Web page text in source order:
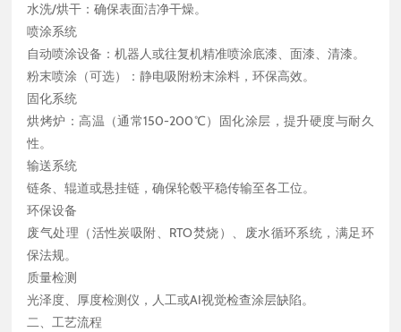
水洗/烘干：确保表面洁净干燥。
喷涂系统
自动喷涂设备：机器人或往复机精准喷涂底漆、面漆、清漆。
粉末喷涂（可选）：静电吸附粉末涂料，环保高效。
固化系统
烘烤炉：高温（通常150-200℃）固化涂层，提升硬度与耐久
性。
输送系统
链条、辊道或悬挂链，确保轮毂平稳传输至各工位。
环保设备
废气处理（活性炭吸附、RTO焚烧）、废水循环系统，满足环
保法规。
质量检测
光泽度、厚度检测仪，人工或AI视觉检查涂层缺陷。
二、工艺流程